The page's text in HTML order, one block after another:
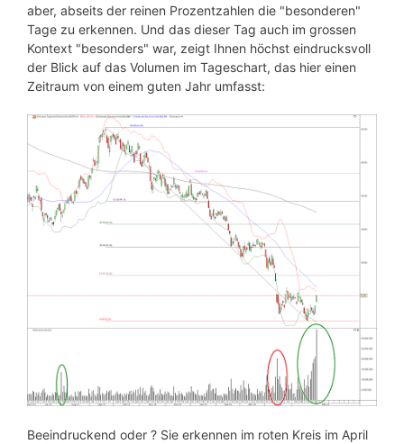
aber, abseits der reinen Prozentzahlen die "besonderen"
Tage zu erkennen. Und das dieser Tag auch im grossen
Kontext "besonders" war, zeigt Ihnen höchst eindrucksvoll
der Blick auf das Volumen im Tageschart, das hier einen
Zeitraum von einem guten Jahr umfasst:
Beeindruckend oder ? Sie erkennen im roten Kreis im April